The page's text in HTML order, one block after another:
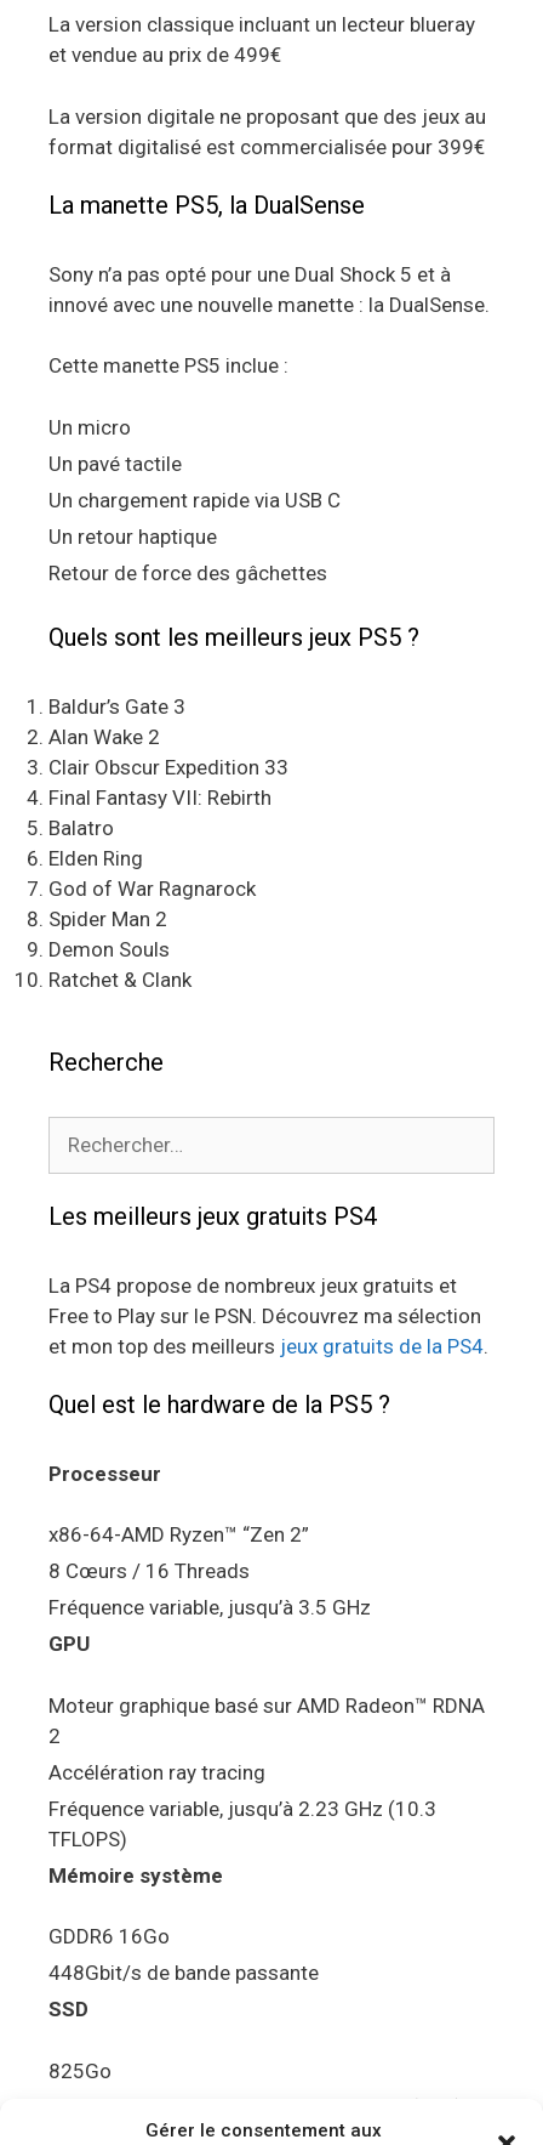
Gérer le consentement aux
La version classique incluant un lecteur blueray
et vendue au prix de 499€
La version digitale ne proposant que des jeux au
format digitalisé est commercialisée pour 399€
La manette PS5, la DualSense
Sony n’a pas opté pour une Dual Shock 5 et à
innové avec une nouvelle manette : la DualSense.
Cette manette PS5 inclue :
Un micro
Un pavé tactile
Un chargement rapide via USB C
Un retour haptique
Retour de force des gâchettes
Quels sont les meilleurs jeux PS5 ?
Baldur’s Gate 3
Alan Wake 2
Clair Obscur Expedition 33
Final Fantasy VII: Rebirth
Balatro
Elden Ring
God of War Ragnarock
Spider Man 2
Demon Souls
Ratchet & Clank
Recherche
Les meilleurs jeux gratuits PS4
La PS4 propose de nombreux jeux gratuits et
Free to Play sur le PSN. Découvrez ma sélection
et mon top des meilleurs jeux gratuits de la PS4.
Quel est le hardware de la PS5 ?
Processeur
x86-64-AMD Ryzen™ “Zen 2”
8 Cœurs / 16 Threads
Fréquence variable, jusqu’à 3.5 GHz
GPU
Moteur graphique basé sur AMD Radeon™ RDNA
2
Accélération ray tracing
Fréquence variable, jusqu’à 2.23 GHz (10.3
TFLOPS)
Mémoire système
GDDR6 16Go
448Gbit/s de bande passante
SSD
825Go
5.5Gbit/s de bande passante en lecture (Brut)